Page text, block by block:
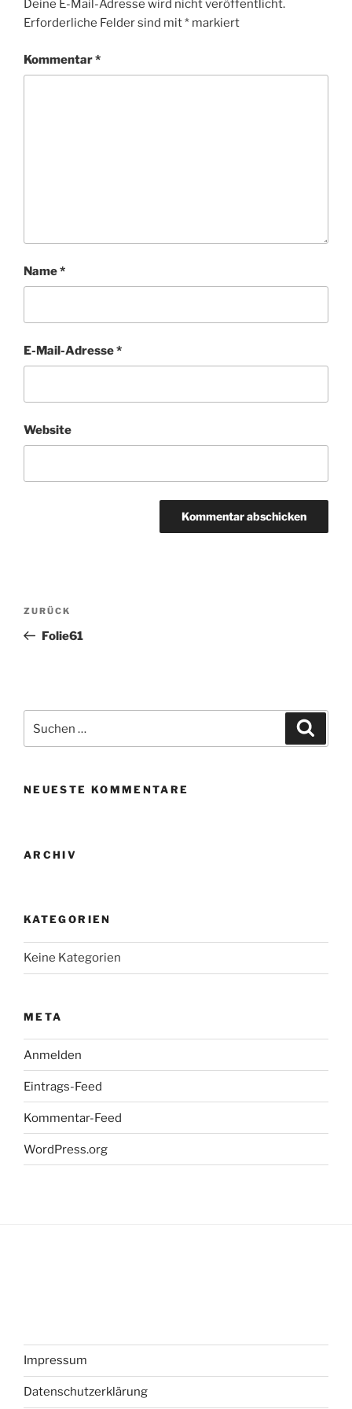
Deine E-Mail-Adresse wird nicht veröffentlicht.
Erforderliche Felder sind mit* markiert
Kommentar*
Name*
E-Mail-Adresse*
Website
Beitragsnavigation
Vorheriger
Beitrag
ZURÜCK
Folie61
nach:
NEUESTE KOMMENTARE
ARCHIV
KATEGORIEN
Keine Kategorien
META
Anmelden
Eintrags-Feed
Kommentar-Feed
WordPress.org
Impressum
Datenschutzerklärung